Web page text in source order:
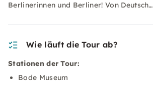
Berlinerinnen und Berliner! Von Deutsch…
Wie läuft die Tour ab?
Stationen der Tour:
Bode Museum